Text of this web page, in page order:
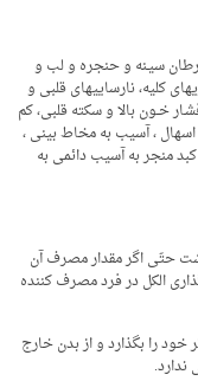
سیـنه و حنجره و لب و
کلیه، نارسایی­های قلبی و
خــون بالا و سکته قلبی، کم
، آسیب به مخاط بینی ،
منجر به آسیب دائمی به
حتّی اگر مقدار مصرف آن
الکل در فرد مصرف کننده
خود را بگذارد و از بدن خارج